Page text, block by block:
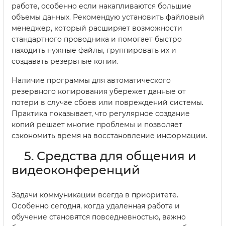
работе, особенно если накапливаются большие
объемы данных. Рекомендую установить файловый
менеджер, который расширяет возможности
стандартного проводника и помогает быстро
находить нужные файлы, группировать их и
создавать резервные копии.
Наличие программы для автоматического
резервного копирования убережет данные от
потери в случае сбоев или повреждений системы.
Практика показывает, что регулярное создание
копий решает многие проблемы и позволяет
сэкономить время на восстановление информации.
5. Средства для общения и
видеоконференций
Задачи коммуникации всегда в приоритете.
Особенно сегодня, когда удаленная работа и
обучение становятся повседневностью, важно